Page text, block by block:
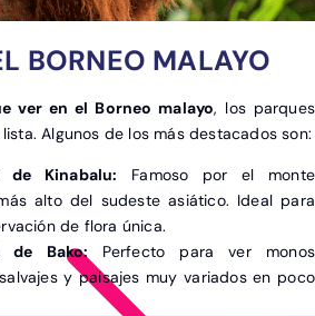
BORNEO MALAYO
ver en el Borneo malayo, los parques
Algunos de los más destacados son:
de Kinabalu: Famoso por el monte
alto del sudeste asiático. Ideal para
de flora única.
de Bako: Perfecto para ver monos
y paisajes muy variados en poco